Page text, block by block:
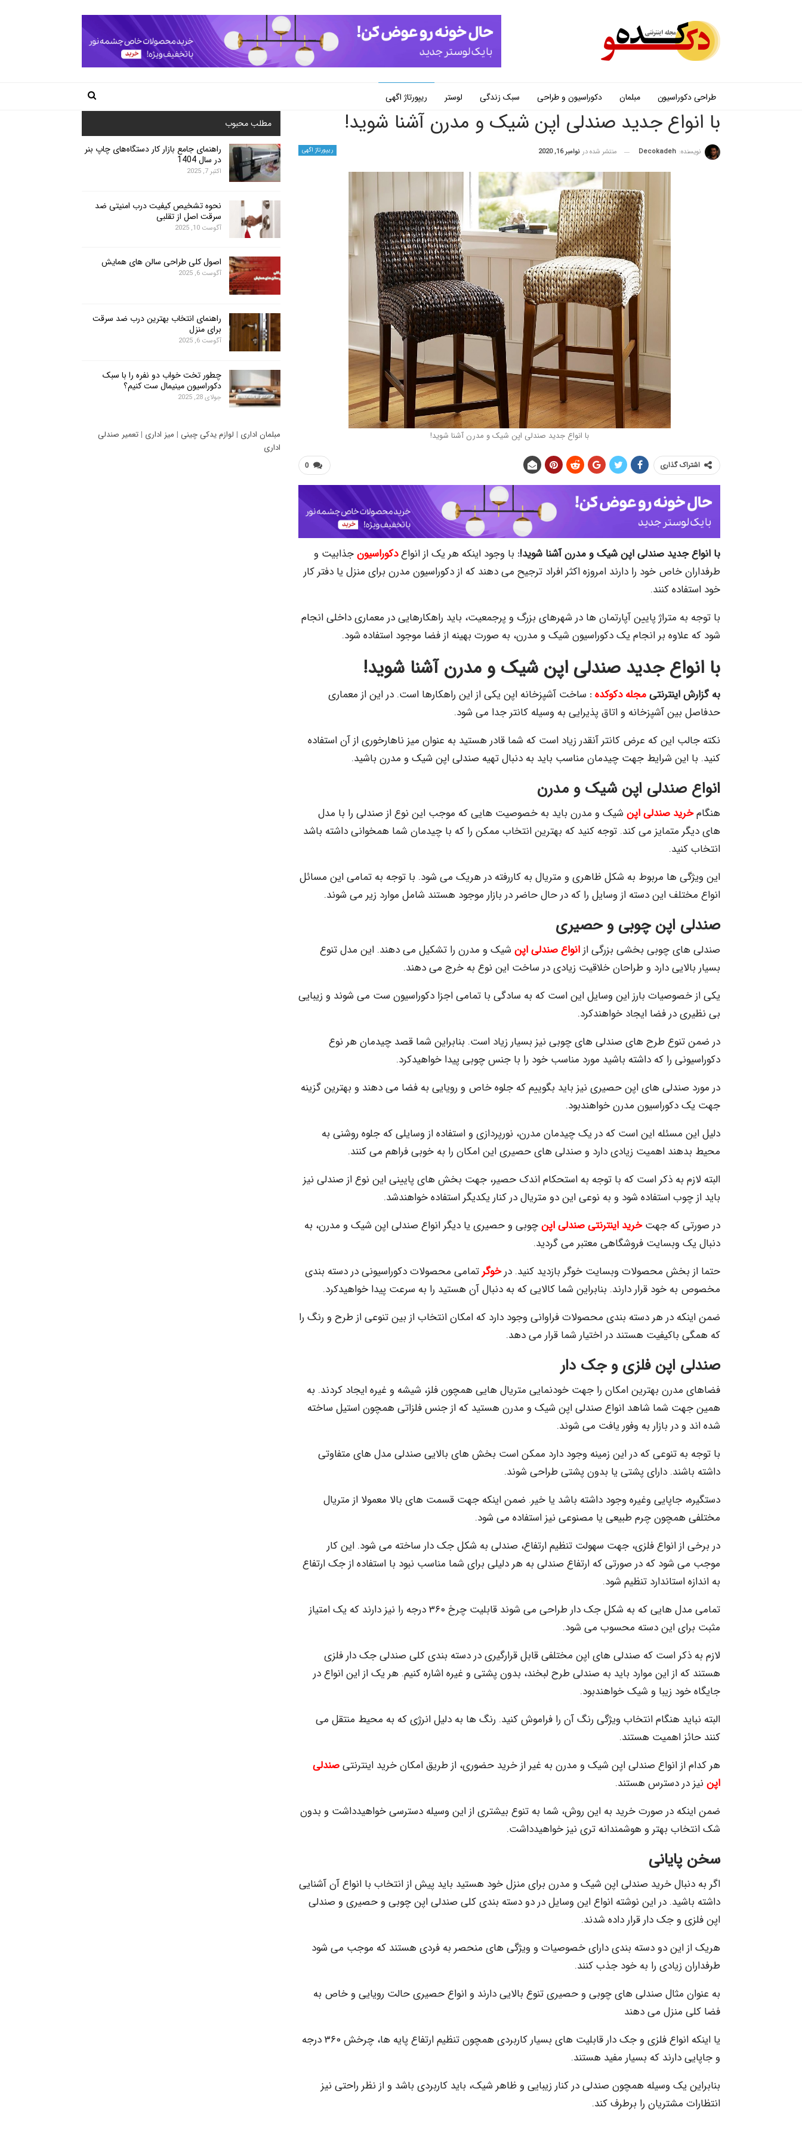
طراحی دکوراسیون مبلمان دکوراسیون و طراحی سبک زندگی لوستر ریپورتاژ اگهی
با انواع جدید صندلی اپن شیک و مدرن آشنا شوید!
ریپورتاژ اگهی نویسنده: Decokadeh منتشر شده در نوامبر 16, 2020
با انواع جدید صندلی اپن شیک و مدرن آشنا شوید!
0 اشتراک گذاری
با انواع جدید صندلی اپن شیک و مدرن آشنا شوید!: با وجود اینکه هر یک از انواعدکوراسیونجذابیت و
طرفداران خاص خود را دارند امروزه اکثر افراد ترجیح می دهند که از دکوراسیون مدرن برای منزل یا دفتر کار
خود استفاده کنند.
با توجه به متراژ پایین آپارتمان ها در شهرهای بزرگ و پرجمعیت، باید راهکارهایی در معماری داخلی انجام
شود که علاوه بر انجام یک دکوراسیون شیک و مدرن، به صورت بهینه از فضا موجود استفاده شود.
با انواع جدید صندلی اپن شیک و مدرن آشنا شوید!
به گزارش اینترنتیمجله دکوکده: ساخت آشپزخانه اپن یکی از این راهکارها است. در این از معماری
حدفاصل بین آشپزخانه و اتاق پذیرایی به وسیله کانتر جدا می شود.
نکته جالب این که عرض کانتر آنقدر زیاد است که شما قادر هستید به عنوان میز ناهارخوری از آن استفاده
کنید. با این شرایط جهت چیدمان مناسب باید به دنبال تهیه صندلی اپن شیک و مدرن باشید.
انواع صندلی اپن شیک و مدرن
هنگامخرید صندلی اپن شیک و مدرن باید به خصوصیت هایی که موجب این نوع از صندلی را با مدل
های دیگر متمایز می کند. توجه کنید که بهترین انتخاب ممکن را که با چیدمان شما همخوانی داشته باشد
انتخاب کنید.
این ویژگی ها مربوط به شکل ظاهری و متریال به کاررفته در هریک می شود. با توجه به تمامی این مسائل
انواع مختلف این دسته از وسایل را که در حال حاضر در بازار موجود هستند شامل موارد زیر می شوند.
صندلی اپن چوبی و حصیری
صندلی های چوبی بخشی بزرگی ازانواع صندلی اپن شیک و مدرن را تشکیل می دهند. این مدل تنوع
بسیار بالایی دارد و طراحان خلاقیت زیادی در ساخت این نوع به خرج می دهند.
یکی از خصوصیات بارز این وسایل این است که به سادگی با تمامی اجزا دکوراسیون ست می شوند و زیبایی
بی نظیری در فضا ایجاد خواهندکرد.
در ضمن تنوع طرح های صندلی های چوبی نیز بسیار زیاد است. بنابراین شما قصد چیدمان هر نوع
دکوراسیونی را که داشته باشید مورد مناسب خود را با جنس چوبی پیدا خواهیدکرد.
در مورد صندلی های اپن حصیری نیز باید بگوییم که جلوه خاص و رویایی به فضا می دهند و بهترین گزینه
جهت یک دکوراسیون مدرن خواهندبود.
دلیل این مسئله این است که در یک چیدمان مدرن، نورپردازی و استفاده از وسایلی که جلوه روشنی به
محیط بدهند اهمیت زیادی دارد و صندلی های حصیری این امکان را به خوبی فراهم می کنند.
البته لازم به ذکر است که با توجه به استحکام اندک حصیر، جهت بخش های پایینی این نوع از صندلی نیز
باید از چوب استفاده شود و به نوعی این دو متریال در کنار یکدیگر استفاده خواهندشد.
در صورتی که جهت خرید اینترنتی صندلی اپنچوبی و حصیری یا دیگر انواع صندلی اپن شیک و مدرن، به
دنبال یک وبسایت فروشگاهی معتبر می گردید.
حتما از بخش محصولات وبسایت خوگر بازدید کنید. درخوگرتمامی محصولات دکوراسیونی در دسته بندی
مخصوص به خود قرار دارند. بنابراین شما کالایی که به دنبال آن هستید را به سرعت پیدا خواهیدکرد.
ضمن اینکه در هر دسته بندی محصولات فراوانی وجود دارد که امکان انتخاب از بین تنوعی از طرح و رنگ را
که همگی باکیفیت هستند در اختیار شما قرار می دهد.
صندلی اپن فلزی و جک دار
فضاهای مدرن بهترین امکان را جهت خودنمایی متریال هایی همچون فلز، شیشه و غیره ایجاد کردند. به
همین جهت شما شاهد انواع صندلی اپن شیک و مدرن هستید که از جنس فلزاتی همچون استیل ساخته
شده اند و در بازار به وفور یافت می شوند.
با توجه به تنوعی که در این زمینه وجود دارد ممکن است بخش های بالایی صندلی مدل های متفاوتی
داشته باشند. دارای پشتی یا بدون پشتی طراحی شوند.
دستگیره، جاپایی وغیره وجود داشته باشد یا خیر. ضمن اینکه جهت قسمت های بالا معمولا از متریال
مختلفی همچون چرم طبیعی یا مصنوعی نیز استفاده می شود.
در برخی از انواع فلزی، جهت سهولت تنظیم ارتفاع، صندلی به شکل جک دار ساخته می شود. این کار
موجب می شود که در صورتی که ارتفاع صندلی به هر دلیلی برای شما مناسب نبود با استفاده از جک ارتفاع
به اندازه استاندارد تنظیم شود.
تمامی مدل هایی که به شکل جک دار طراحی می شوند قابلیت چرخ ۳۶۰ درجه را نیز دارند که یک امتیاز
مثبت برای این دسته محسوب می شود.
لازم به ذکر است که صندلی های اپن مختلفی قابل قرارگیری در دسته بندی کلی صندلی جک دار فلزی
هستند که از این موارد باید به صندلی طرح لبخند، بدون پشتی و غیره اشاره کنیم. هر یک از این انواع در
جایگاه خود زیبا و شیک خواهندبود.
البته نباید هنگام انتخاب ویژگی رنگ آن را فراموش کنید. رنگ ها به دلیل انرژی که به محیط منتقل می
کنند حائز اهمیت هستند.
هر کدام از انواع صندلی اپن شیک و مدرن به غیر از خرید حضوری، از طریق امکان خرید اینترنتیصندلی
اپن نیز در دسترس هستند.
ضمن اینکه در صورت خرید به این روش، شما به تنوع بیشتری از این وسیله دسترسی خواهیدداشت و بدون
شک انتخاب بهتر و هوشمندانه تری نیز خواهیدداشت.
سخن پایانی
اگر به دنبال خرید صندلی اپن شیک و مدرن برای منزل خود هستید باید پیش از انتخاب با انواع آن آشنایی
داشته باشید. در این نوشته انواع این وسایل در دو دسته بندی کلی صندلی اپن چوبی و حصیری و صندلی
اپن فلزی و جک دار قرار داده شدند.
هریک از این دو دسته بندی دارای خصوصیات و ویژگی های منحصر به فردی هستند که موجب می شود
طرفداران زیادی را به خود جذب کنند.
به عنوان مثال صندلی های چوبی و حصیری تنوع بالایی دارند و انواع حصیری حالت رویایی و خاص به
فضا کلی منزل می دهند
یا اینکه انواع فلزی و جک دار قابلیت های بسیار کاربردی همچون تنظیم ارتفاع پایه ها، چرخش ۳۶۰ درجه
و جاپایی دارند که بسیار مفید هستند.
بنابراین یک وسیله همچون صندلی در کنار زیبایی و ظاهر شیک، باید کاربردی باشد و از نظر راحتی نیز
انتظارات مشتریان را برطرف کند.
مطلب محبوب
راهنمای جامع بازار کار دستگاه‌های چاپ بنر
در سال 1404
اکتبر 7, 2025
نحوه تشخیص کیفیت درب امنیتی ضد
سرقت اصل از تقلبی
آگوست 10, 2025
اصول کلی طراحی سالن های همایش
آگوست 6, 2025
راهنمای انتخاب بهترین درب ضد سرقت
برای منزل
آگوست 6, 2025
چطور تخت خواب دو نفره را با سبک
دکوراسیون مینیمال ست کنیم؟
جولای 28, 2025
مبلمان اداری | لوازم یدکی چینی | میز اداری | تعمیر صندلی
اداری